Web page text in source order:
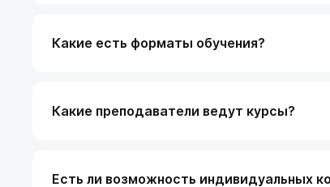
Какие есть форматы обучения?
Какие преподаватели ведут курсы?
Есть ли возможность индивидуальных